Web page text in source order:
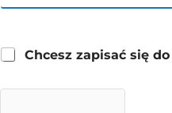
Chcesz zapisać się